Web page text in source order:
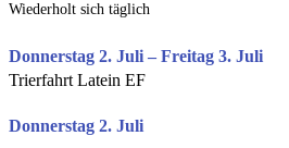
Wiederholt sich täglich
Donnerstag 2. Juli – Freitag 3. Juli
Trierfahrt Latein EF
Donnerstag 2. Juli